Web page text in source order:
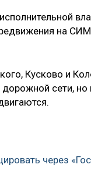
на
Кусково и
сети, но
через